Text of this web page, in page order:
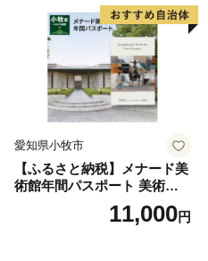
県 小牧店 小牧市 チケット 送
料無料
愛知県小牧市
【ふるさと納税】メナード美
術館年間パスポート 美術館
11,000円